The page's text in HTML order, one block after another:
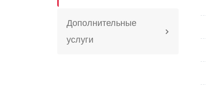
Дополнительные
услуги